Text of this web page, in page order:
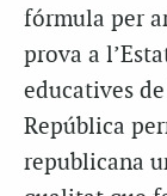
fórmula per
prova a
educatives
República
republicana